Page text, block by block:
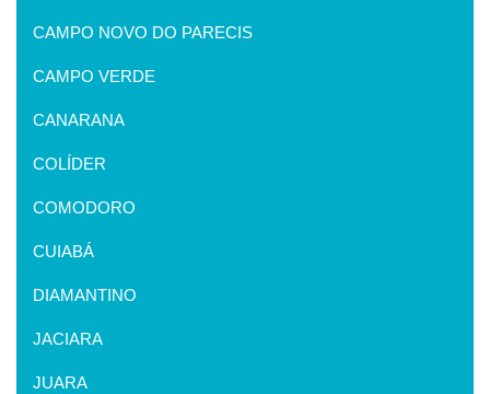
CAMPO NOVO DO PARECIS
CAMPO VERDE
CANARANA
COLÍDER
COMODORO
CUIABÁ
DIAMANTINO
JACIARA
JUARA